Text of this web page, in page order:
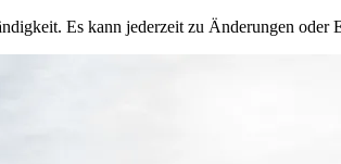
Es kann jederzeit zu Änderungen oder